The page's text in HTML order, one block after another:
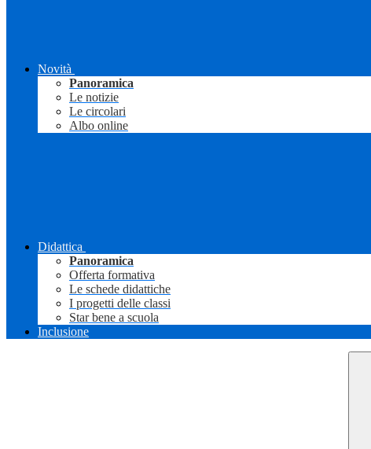
Novità
Panoramica
Le notizie
Le circolari
Albo online
Didattica
Panoramica
Offerta formativa
Le schede didattiche
I progetti delle classi
Star bene a scuola
Inclusione